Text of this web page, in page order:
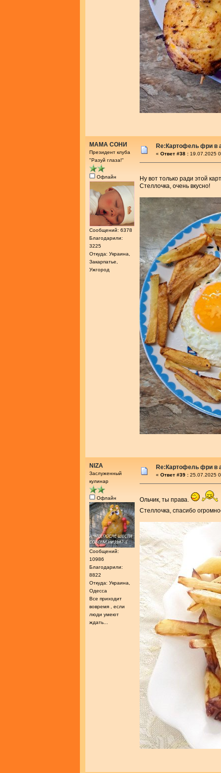
МАМА СОНИ
Президент клуба
"Разуй глаза!"
Офлайн
Сообщений: 6378
Благодарили:
3225
Откуда: Украина,
Закарпатье,
Ужгород
Re:Картофель фри в
« Ответ #38 : 19.07.2025
Ну вот только ради этой
Стеллочка, очень вкусно!
NIZA
Заслуженный
кулинар
Офлайн
Сообщений:
10986
Благодарили:
8822
Откуда: Украина,
Одесса
Все приходит
вовремя , если
люди умеют
ждать...
Re:Картофель фри в
« Ответ #39 : 25.07.2025
Ольчик, ты права.
Стеллочка, спасибо